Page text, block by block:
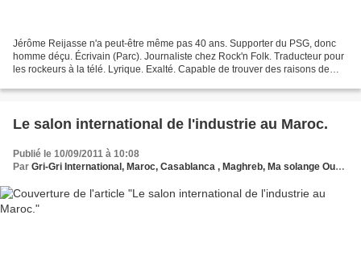
Jérôme Reijasse n'a peut-être même pas 40 ans. Supporter du PSG, donc
homme déçu. Écrivain (Parc). Journaliste chez Rock'n Folk. Traducteur pour
les rockeurs à la télé. Lyrique. Exalté. Capable de trouver des raisons de
Le salon international de l'industrie au Maroc.
Publié le 10/09/2011 à 10:08
Par Gri-Gri International, Maroc, Casablanca , Maghreb, Ma solange Oussou